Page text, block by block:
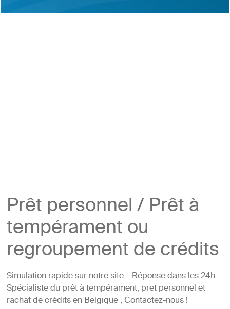
Prêt personnel / Prêt à
tempérament ou
regroupement de crédits
Simulation rapide sur notre site – Réponse dans les 24h –
Spécialiste du prêt à tempérament, pret personnel et
rachat de crédits en Belgique , Contactez-nous !